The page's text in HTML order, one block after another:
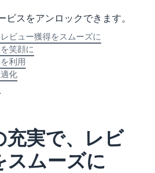
ビスをアンロックできます。
ビュー獲得をスムーズに
笑顔に
利用
化
充実で、レビ
スムーズに